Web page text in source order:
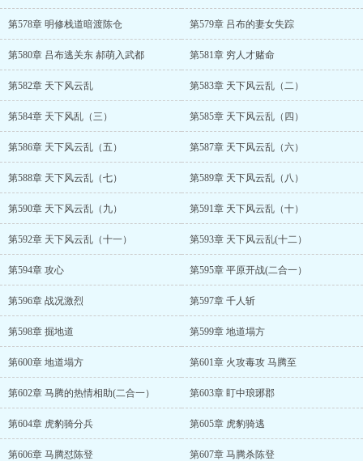
第578章 明修栈道暗渡陈仓 第579章 吕布的妻女失踪
第580章 吕布逃关东 郝萌入武都 第581章 穷人才赌命
第582章 天下风云乱 第583章 天下风云乱（二）
第584章 天下风乱（三） 第585章 天下风云乱（四）
第586章 天下风云乱（五） 第587章 天下风云乱（六）
第588章 天下风云乱（七） 第589章 天下风云乱（八）
第590章 天下风云乱（九） 第591章 天下风云乱（十）
第592章 天下风云乱（十一） 第593章 天下风云乱(十二）
第594章 攻心 第595章 平原开战(二合一）
第596章 战况激烈 第597章 千人斩
第598章 掘地道 第599章 地道塌方
第600章 地道塌方 第601章 火攻毒攻 马腾至
第602章 马腾的热情相助(二合一） 第603章 盯中琅琊郡
第604章 虎豹骑分兵 第605章 虎豹骑逃
第606章 马腾怼陈登 第607章 马腾杀陈登